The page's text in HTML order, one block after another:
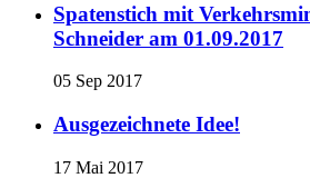
Spatenstich mit
Schneider am 01.09.2017
05 Sep 2017
Ausgezeichnete Idee!
17 Mai 2017